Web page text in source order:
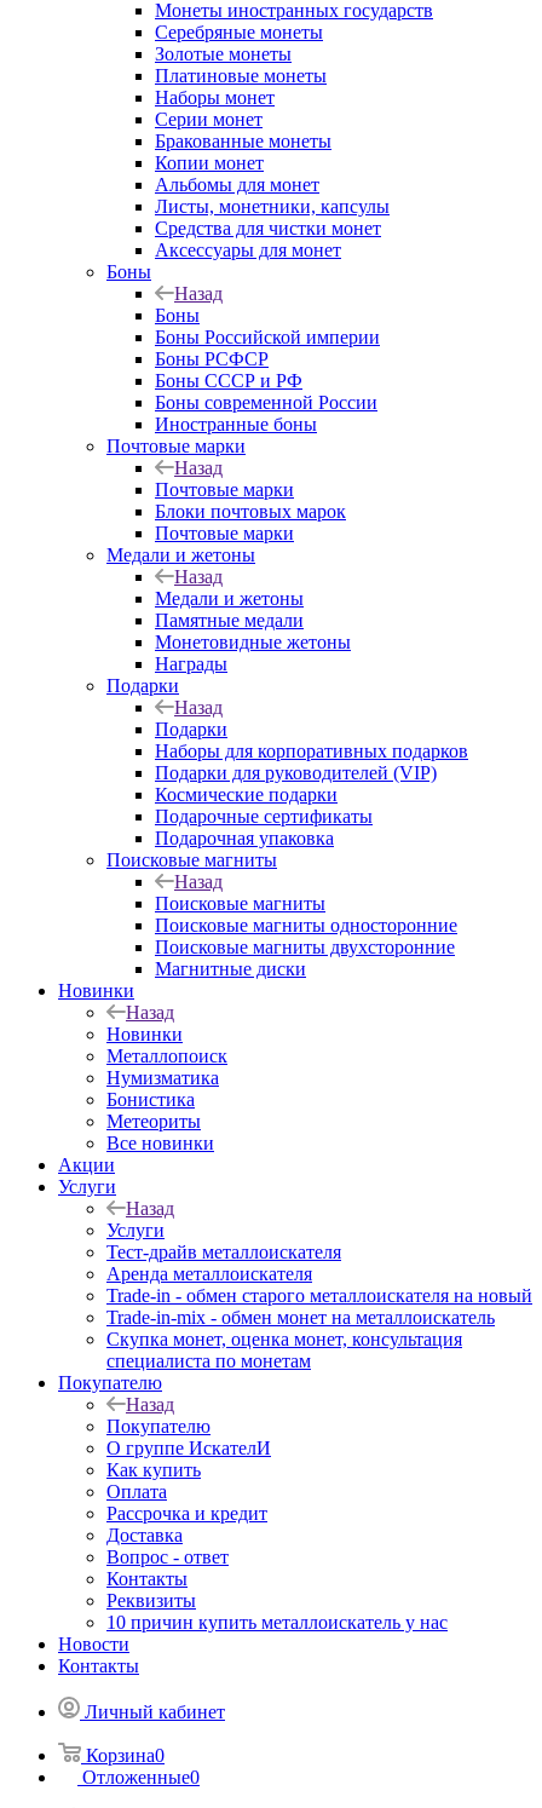
Монеты иностранных государств
Серебряные монеты
Золотые монеты
Платиновые монеты
Наборы монет
Серии монет
Бракованные монеты
Копии монет
Альбомы для монет
Листы, монетники, капсулы
Средства для чистки монет
Аксессуары для монет
Боны
Назад
Боны
Боны Российской империи
Боны РСФСР
Боны СССР и РФ
Боны современной России
Иностранные боны
Почтовые марки
Назад
Почтовые марки
Блоки почтовых марок
Почтовые марки
Медали и жетоны
Назад
Медали и жетоны
Памятные медали
Монетовидные жетоны
Награды
Подарки
Назад
Подарки
Наборы для корпоративных подарков
Подарки для руководителей (VIP)
Космические подарки
Подарочные сертификаты
Подарочная упаковка
Поисковые магниты
Назад
Поисковые магниты
Поисковые магниты односторонние
Поисковые магниты двухсторонние
Магнитные диски
Новинки
Назад
Новинки
Металлопоиск
Нумизматика
Бонистика
Метеориты
Все новинки
Акции
Услуги
Назад
Услуги
Тест-драйв металлоискателя
Аренда металлоискателя
Trade-in - обмен старого металлоискателя на новый
Trade-in-mix - обмен монет на металлоискатель
Скупка монет, оценка монет, консультация
специалиста по монетам
Покупателю
Назад
Покупателю
О группе ИскателИ
Как купить
Оплата
Рассрочка и кредит
Доставка
Вопрос - ответ
Контакты
Реквизиты
10 причин купить металлоискатель у нас
Новости
Контакты
Личный кабинет
Корзина0
Отложенные0